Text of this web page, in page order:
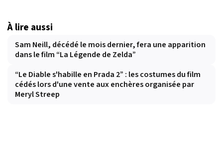
À lire aussi
Sam Neill, décédé le mois dernier, fera une apparition
dans le film “La Légende de Zelda”
“Le Diable s'habille en Prada 2” : les costumes du film
cédés lors d'une vente aux enchères organisée par
Meryl Streep